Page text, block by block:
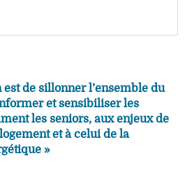
de sillonner l’ensemble du
et sensibiliser les
les seniors, aux enjeux de
et à celui de la
»